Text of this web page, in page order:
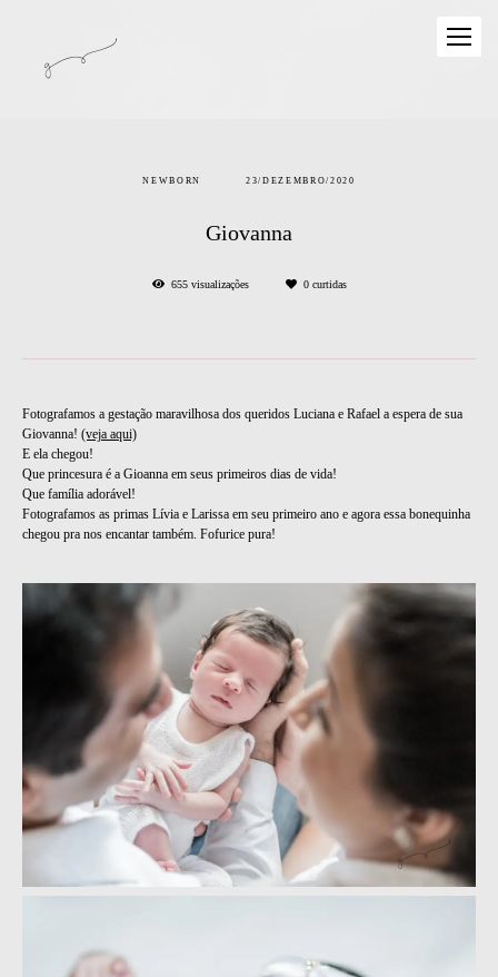
NEWBORN 23/DEZEMBRO/2020
Giovanna
655visualizações 0curtidas
Fotografamos a gestação maravilhosa dos queridos Luciana e Rafael a espera de sua
Giovanna! (veja aqui)
E ela chegou!
Que princesura é a Gioanna em seus primeiros dias de vida!
Que família adorável!
Fotografamos as primas Lívia e Larissa em seu primeiro ano e agora essa bonequinha
chegou pra nos encantar também. Fofurice pura!